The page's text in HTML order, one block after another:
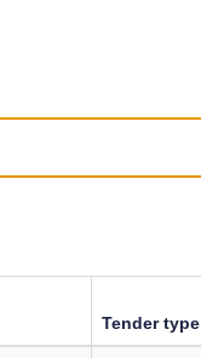
Tender type